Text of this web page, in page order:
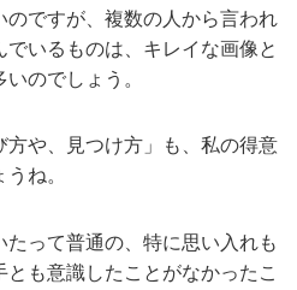
のですが、複数の人から言われ
いるものは、キレイな画像と
のでしょう。
方や、見つけ方」も、私の得意
ね。
たって普通の、特に思い入れも
も意識したことがなかったこ